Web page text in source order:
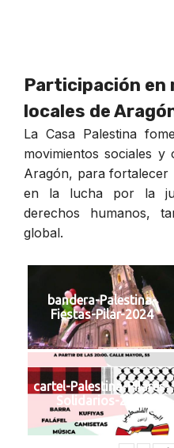
Participación en
locales de
La Casa Palestina
movimientos sociales y
Aragón, para
en la lucha por la
derechos humanos,
global.
bandera-Palestina-
Fiestas-Pilar-2024
cartel-Palestina-Pilares-
Solidarios-2022